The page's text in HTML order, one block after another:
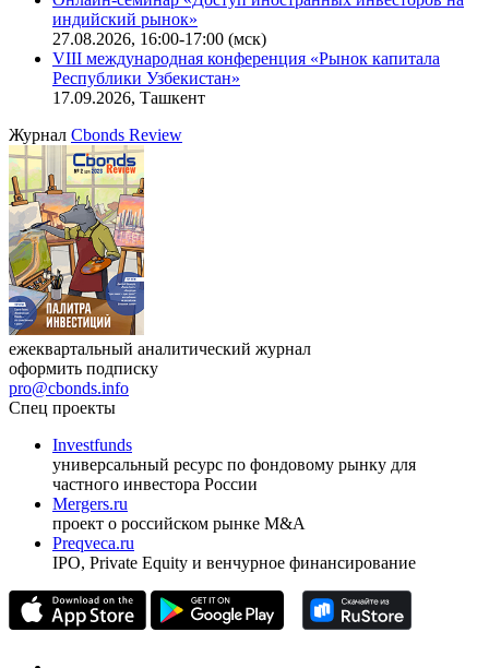
индийский рынок»
27.08.2026, 16:00-17:00 (мск)
VIII международная конференция «Рынок капитала
Республики Узбекистан»
17.09.2026, Ташкент
Журнал Cbonds Review
ежеквартальный аналитический журнал
оформить подписку
pro@cbonds.info
Спец проекты
Investfunds
универсальный ресурс по фондовому рынку для
частного инвестора России
Mergers.ru
проект о российском рынке M&A
Preqveca.ru
IPO, Private Equity и венчурное финансирование